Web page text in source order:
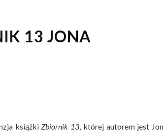
13 JONA
książkiZbiornik 13, której autorem jest Jon